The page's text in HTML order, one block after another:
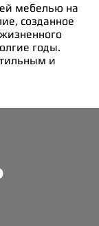
мебелью на
созданное
годы.
и